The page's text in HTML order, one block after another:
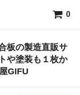
0
板の製造直販サ
や塗装も１枚か
GIFU